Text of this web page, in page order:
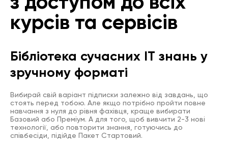
курсів та сервісів
Бібліотека сучасних IT знань у
зручному форматі
Вибирай свій варіант підписки залежно від завдань, що
стоять перед тобою. Але якщо потрібно пройти повне
навчання з нуля до рівня фахівця, краще вибирати
Базовий або Преміум. А для того, щоб вивчити 2-3 нові
технології, або повторити знання, готуючись до
співбесіди, підійде Пакет Стартовий.